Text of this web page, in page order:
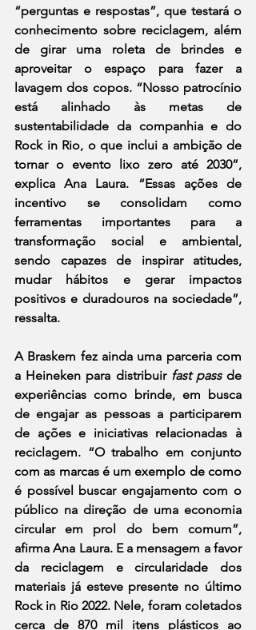
“perguntas e respostas”, que testará o
conhecimento sobre reciclagem, além
de girar uma roleta de brindes e
aproveitar o espaço para fazer a
lavagem dos copos. “Nosso patrocínio
está alinhado às metas de
sustentabilidade da companhia e do
Rock in Rio, o que inclui a ambição de
tornar o evento lixo zero até 2030”,
explica Ana Laura. “Essas ações de
incentivo se consolidam como
ferramentas importantes para a
transformação social e ambiental,
sendo capazes de inspirar atitudes,
mudar hábitos e gerar impactos
positivos e duradouros na sociedade”,
ressalta.
A Braskem fez ainda uma parceria com
a Heineken para distribuir fast pass de
experiências como brinde, em busca
de engajar as pessoas a participarem
de ações e iniciativas relacionadas à
reciclagem. “O trabalho em conjunto
com as marcas é um exemplo de como
é possível buscar engajamento com o
público na direção de uma economia
circular em prol do bem comum”,
afirma Ana Laura. E a mensagem a favor
da reciclagem e circularidade dos
materiais já esteve presente no último
Rock in Rio 2022. Nele, foram coletados
cerca de 870 mil itens plásticos ao